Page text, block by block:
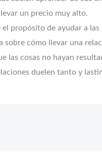
un precio muy alto.
el propósito de ayudar a
sobre cómo llevar una
las cosas no hayan
duelen tanto y